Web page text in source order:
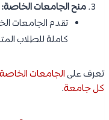
منح الجامعات الخاصة:
تقدم الجامعات
كاملة للطلاب
تعرف علىالجامعات
كل جامعة.